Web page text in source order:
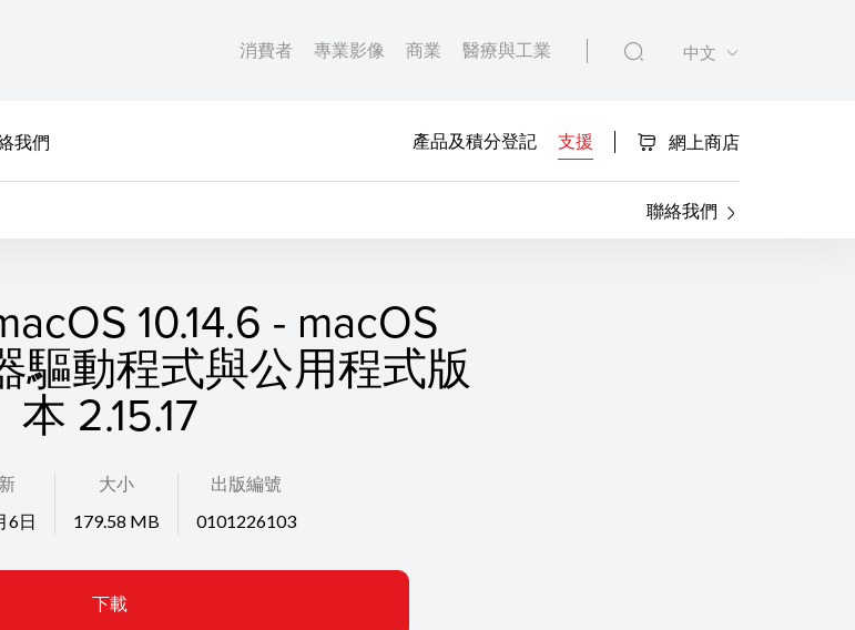
消費者 專業影像 商業 醫療與工業 中文
我們 產品及積分登記 支援 網上商店
聯絡我們
10.14.6 - macOS
驅動程式與公用程式版
本 2.15.17
6日
大小
179.58 MB
出版編號
0101226103
下載